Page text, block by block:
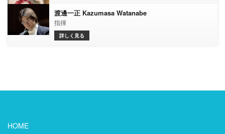
渡邊一正 Kazumasa Watanabe
指揮
詳しく見る
HOME